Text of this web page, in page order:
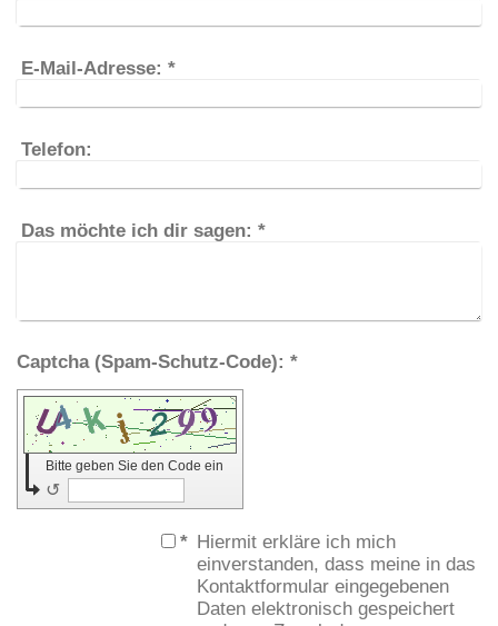
E-Mail-Adresse: *
Telefon:
Das möchte ich dir sagen: *
Captcha (Spam-Schutz-Code): *
Bitte geben Sie den Code ein
↺
* Hiermit erkläre ich mich
einverstanden, dass meine in das
Kontaktformular eingegebenen
Daten elektronisch gespeichert